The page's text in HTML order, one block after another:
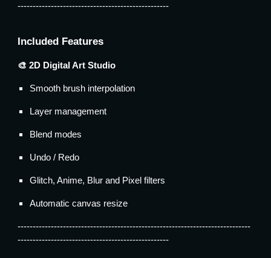
--------------------------------------------------
Included Features
🎨 2D Digital Art Studio
Smooth brush interpolation
Layer management
Blend modes
Undo / Redo
Glitch, Anime, Blur and Pixel filters
Automatic canvas resize
-----------------------------------------------------------------------------
--------------------------------------------------